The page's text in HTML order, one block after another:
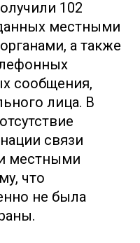
102
местными
а также
сообщения,
лица. В
связи
местными
что
не была